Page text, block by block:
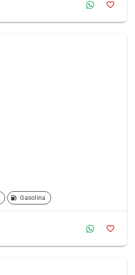
Gasolina